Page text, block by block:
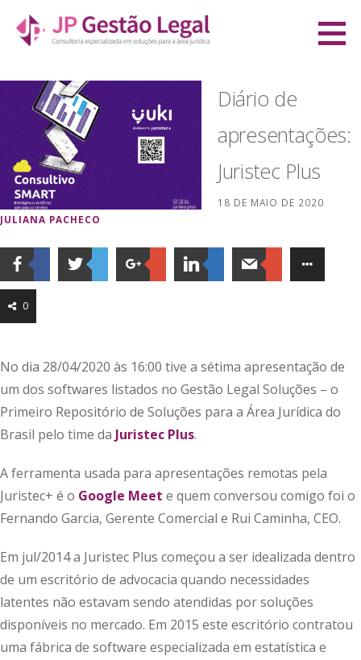
direto
o
conteúdo
Diário de
apresentações:
Juristec Plus
18 DE MAIO DE 2020
JULIANA PACHECO
0
No dia 28/04/2020 às 16:00 tive a sétima apresentação de
um dos softwares listados no Gestão Legal Soluções – o
Primeiro Repositório de Soluções para a Área Jurídica do
Brasil pelo time da Juristec Plus.
A ferramenta usada para apresentações remotas pela
Juristec+ é o Google Meet e quem conversou comigo foi o
Fernando Garcia, Gerente Comercial e Rui Caminha, CEO.
Em jul/2014 a Juristec Plus começou a ser idealizada dentro
de um escritório de advocacia quando necessidades
latentes não estavam sendo atendidas por soluções
disponíveis no mercado. Em 2015 este escritório contratou
uma fábrica de software especializada em estatística e